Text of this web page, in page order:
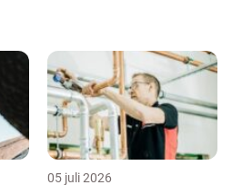
05 juli 2026